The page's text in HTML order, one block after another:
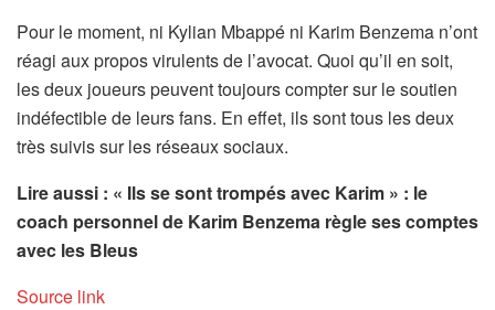
Pour le moment, ni Kylian Mbappé ni Karim Benzema n’ont
réagi aux propos virulents de l’avocat. Quoi qu’il en soit,
les deux joueurs peuvent toujours compter sur le soutien
indéfectible de leurs fans. En effet, ils sont tous les deux
très suivis sur les réseaux sociaux.
Lire aussi : « Ils se sont trompés avec Karim » : le
coach personnel de Karim Benzema règle ses comptes
avec les Bleus
Source link